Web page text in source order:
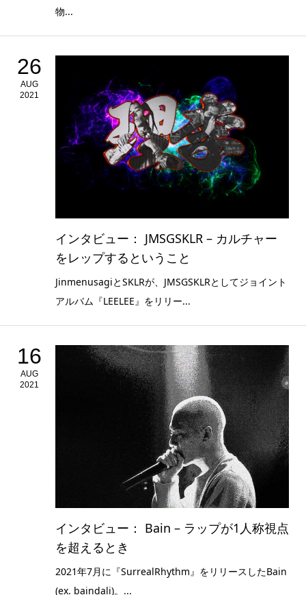
物...
26
AUG
2021
インタビュー： JMSGSKLR – カルチャー
をレップするということ
JinmenusagiとSKLRが、JMSGSKLRとしてジョイント
アルバム『LEELEE』をリリー...
16
AUG
2021
インタビュー： Bain – ラップが1人称視点
を超えるとき
2021年7月に『SurrealRhythm』をリリースしたBain
(ex. baindali)。...